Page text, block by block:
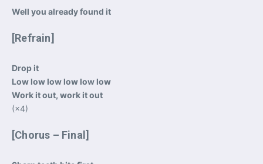
Well you already found it
[Refrain]
Drop it
Low low low low low low
Work it out, work it out
(×4)
[Chorus – Final]